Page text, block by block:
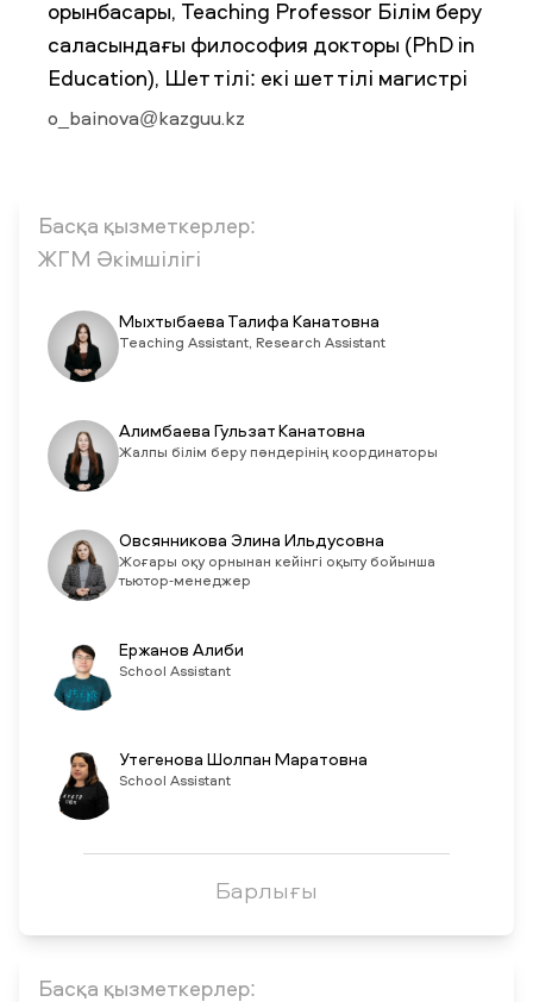
ЖАҢАЛЫҚТАРБАҚ БІЗ ТУРАЛЫЖҰМЫС ОРЫНДАРЫҚЫЗМЕТКЕРЛЕР
ТҮЛЕКТЕР ENDOWMENT
ENG KAZ RUS
орынбасары, Teaching Professor Білім беру
саласындағы философия докторы (PhD in
Education), Шет тілі: екі шет тілі магистрі
o_bainova@kazguu.kz
Басқа қызметкерлер:
ЖГМ Әкімшілігі
Мыхтыбаева Талифа Канатовна
Teaching Assistant, Research Assistant
Алимбаева Гульзат Канатовна
Жалпы білім беру пәндерінің координаторы
Овсянникова Элина Ильдусовна
Жоғары оқу орнынан кейінгі оқыту бойынша
тьютор-менеджер
Ержанов Алиби
School Assistant
Утегенова Шолпан Маратовна
School Assistant
Барлығы
Басқа қызметкерлер: